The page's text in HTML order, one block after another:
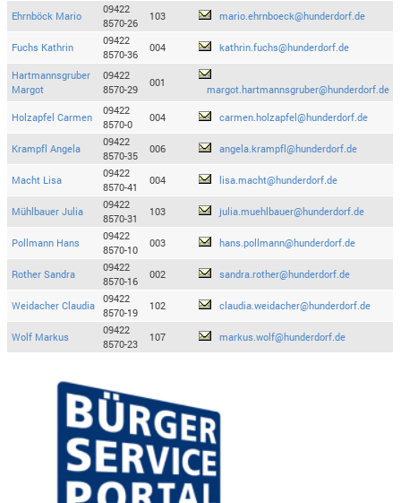
Ehrnböck Mario
09422
8570-26
103 mario.ehrnboeck@hunderdorf.de
Fuchs Kathrin
09422
8570-36
004 kathrin.fuchs@hunderdorf.de
Hartmannsgruber
Margot
09422
8570-29
001
margot.hartmannsgruber@hunderdorf.de
Holzapfel Carmen
09422
8570-0
004 carmen.holzapfel@hunderdorf.de
Krampfl Angela
09422
8570-35
006 angela.krampfl@hunderdorf.de
Macht Lisa
09422
8570-41
004 lisa.macht@hunderdorf.de
Mühlbauer Julia
09422
8570-31
103 julia.muehlbauer@hunderdorf.de
Pollmann Hans
09422
8570-10
003 hans.pollmann@hunderdorf.de
Rother Sandra
09422
8570-16
002 sandra.rother@hunderdorf.de
Weidacher Claudia
09422
8570-19
102 claudia.weidacher@hunderdorf.de
Wolf Markus
09422
8570-23
107 markus.wolf@hunderdorf.de